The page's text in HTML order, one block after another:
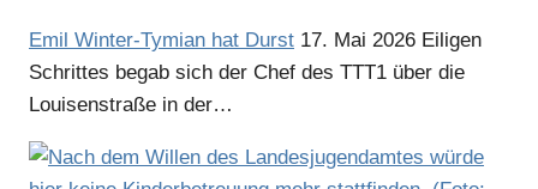
Anzeige
Emil Winter-Tymian hat Durst 17. Mai 2026 Eiligen
Schrittes begab sich der Chef des TTT1 über die
Louisenstraße in der…